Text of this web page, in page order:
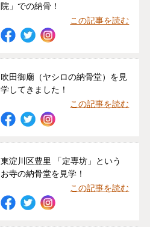
院」での納骨！
この記事を読む
吹田御廟（ヤシロの納骨堂）を見
学してきました！
この記事を読む
東淀川区豊里 「定専坊」という
お寺の納骨堂を見学！
この記事を読む